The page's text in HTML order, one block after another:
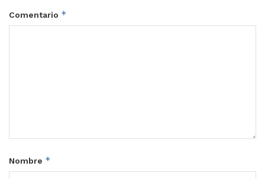
Comentario *
Nombre *